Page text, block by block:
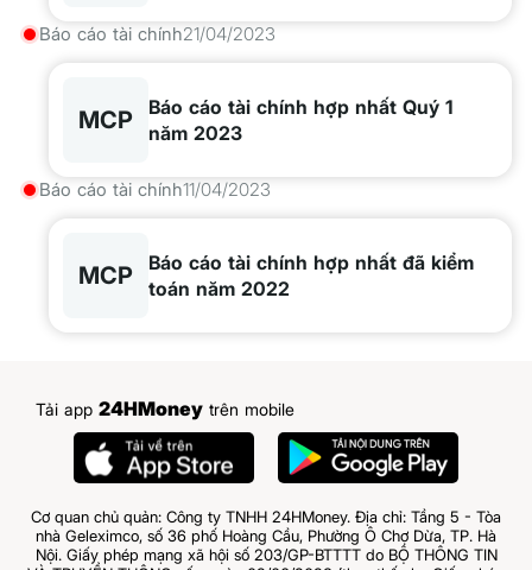
Báo cáo tài chính21/04/2023
MCP
Báo cáo tài chính hợp nhất Quý 1
năm 2023
Báo cáo tài chính11/04/2023
MCP
Báo cáo tài chính hợp nhất đã kiểm
toán năm 2022
Tải app 24HMoney trên mobile
Cơ quan chủ quản: Công ty TNHH 24HMoney. Địa chỉ: Tầng 5 - Tòa
nhà Geleximco, số 36 phố Hoàng Cầu, Phường Ô Chợ Dừa, TP. Hà
Nội. Giấy phép mạng xã hội số 203/GP-BTTTT do BỘ THÔNG TIN